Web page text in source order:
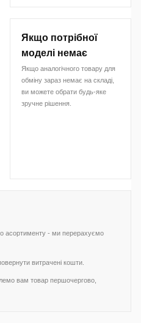
Якщо потрібної
моделі немає
Якщо аналогічного товару для
обміну зараз немає на складі,
ви можете обрати будь-яке
зручне рішення.
асортименту - ми перерахуємо
витрачені кошти.
вам товар першочергово,